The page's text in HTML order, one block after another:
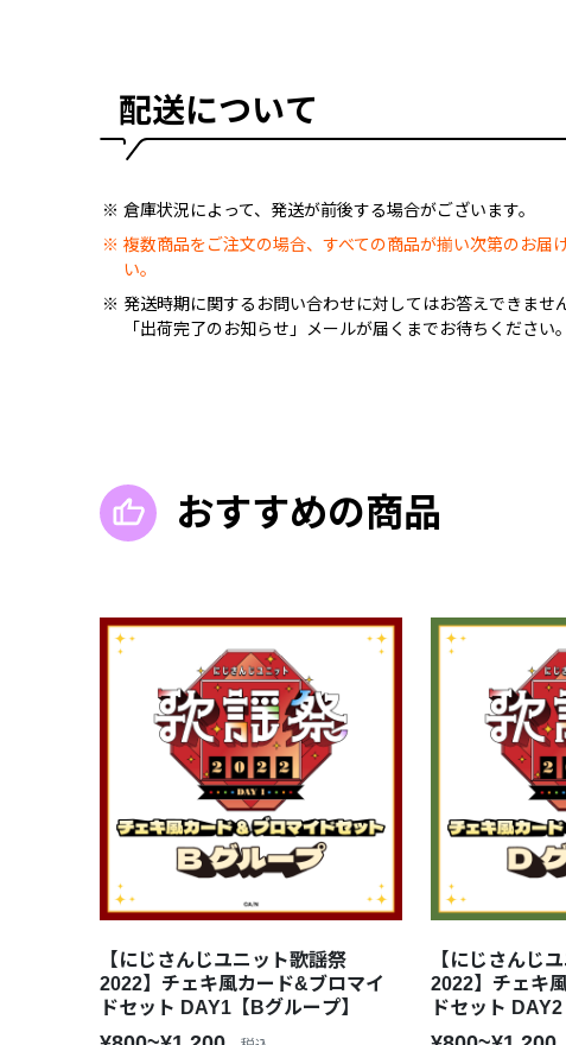
配送について
倉庫状況によって、発送が前後する場合がございます。
複数商品をご注文の場合、すべての商品が揃い次第のお届
い。
発送時期に関するお問い合わせに対してはお答えできませ
「出荷完了のお知らせ」メールが届くまでお待ちください。
おすすめの商品
【にじさんじユニット歌謡祭
2022】チェキ風カード&ブロマイ
ドセット DAY1【Bグループ】
【にじさんじ
2022】チェキ
ドセット